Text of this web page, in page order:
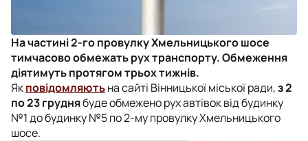
На частині 2-го провулку Хмельницького шосе
тимчасово обмежать рух транспорту. Обмеження
діятимуть протягом трьох тижнів.
Якповідомляютьна сайті Вінницької міської ради,з 2
по 23 груднябуде обмежено рух автівок від будинку
№1 до будинку №5 по 2-му провулку Хмельницького
шосе.